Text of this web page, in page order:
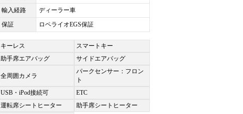
輸入経路
ディーラー車
保証 ロペライオEGS保証
キーレス
スマートキー
助手席エアバッグ サイドエアバッグ
全周囲カメラ
パークセンサー：フロン
ト
USB・iPod接続可
ETC
運転席シートヒーター
助手席シートヒーター